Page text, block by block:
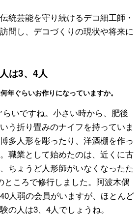
統芸能を守り続けるデコ細工師・
問し、デコづくりの現状や将来に
は3、4人
ぐらいお作りになっていますか。
いですね。小さい時から、肥後
う折り畳みのナイフを持っていま
多人形を彫ったり、洋酒棚を作っ
職業として始めたのは、近くに古
ちょうど人形師がいなくなったた
ところで修行しました。阿波木偶
人弱の会員がいますが、ほとんど
の人は3、4人でしょうね。